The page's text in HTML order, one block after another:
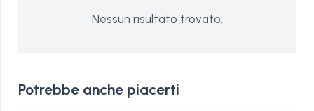
Nessun risultato trovato.
Potrebbe anche piacerti